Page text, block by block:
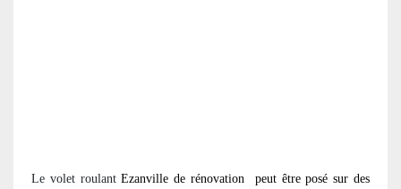
Le volet roulantEzanville de rénovation
peut être posé sur des